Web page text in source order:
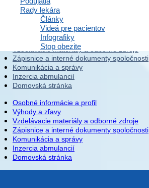
Rady lekára
Články
Videá pre pacientov
Infografiky
Stop obezite
Osobné informácie a profil
Výhody a zľavy
Vzdelávacie materiály a odborné zdroje
Zápisnice a interné dokumenty spoločnosti
Komunikácia a správy
Inzercia abmulancií
Domovská stránka
Osobné informácie a profil
Výhody a zľavy
Vzdelávacie materiály a odborné zdroje
Zápisnice a interné dokumenty spoločnosti
Komunikácia a správy
Inzercia abmulancií
Domovská stránka